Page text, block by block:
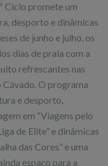
Ciclo promete um
desporto e dinâmicas
de junho e julho, os
dias de praia com a
refrescantes nas
Cávado. O programa
e desporto,
em “Viagens pelo
de Elite” e dinâmicas
das Cores” e uma
espaço para a